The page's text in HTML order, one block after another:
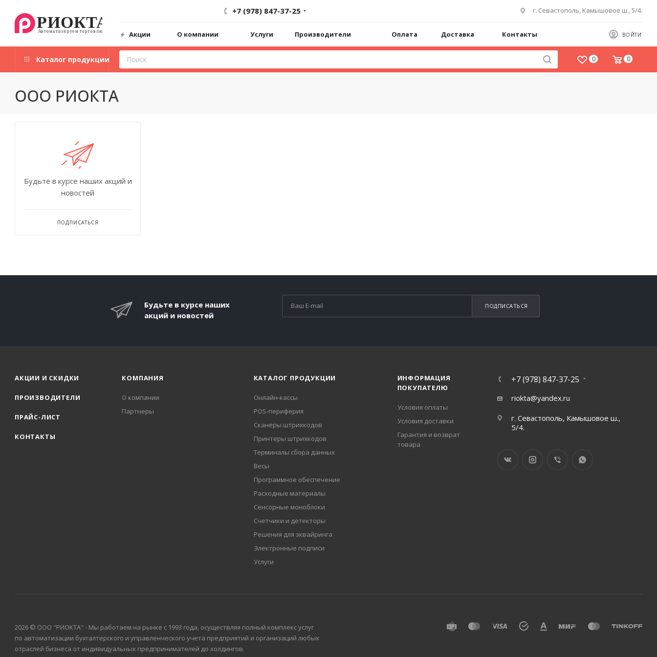
+7 (978) 847-37-25 г. Севастополь, Камышовое ш., 5/4.
ВОЙТИ
Акции О компании Услуги Производители Оплата Доставка Контакты
0 0
Каталог продукции
ООО РИОКТА
Будьте в курсе наших акций и
новостей
ПОДПИСАТЬСЯ
Будьте в курсе наших
акций и новостей
ПОДПИСАТЬСЯ
АКЦИИ И СКИДКИ
ПРОИЗВОДИТЕЛИ
ПРАЙС-ЛИСТ
КОНТАКТЫ
КОМПАНИЯ
О компании
Партнеры
КАТАЛОГ ПРОДУКЦИИ
Онлайн-кассы
POS-периферия
Сканеры штрихкодов
Принтеры штрихкодов
Терминалы сбора данных
Весы
Программное обеспечение
Расходные материалы
Сенсорные моноблоки
Счетчики и детекторы
Решения для эквайринга
Электронные подписи
Услуги
ИНФОРМАЦИЯ
ПОКУПАТЕЛЮ
Условия оплаты
Условия доставки
Гарантия и возврат
товара
+7 (978) 847-37-25
riokta@yandex.ru
г. Севастополь, Камышовое ш.,
5/4.
2026 © ООО "РИОКТА" - Мы работаем на рынке с 1993 года, осуществляя полный комплекс услуг
по автоматизации бухгалтерского и управленческого учета предприятий и организаций любых
отраслей бизнеса от индивидуальных предпринимателей до холдингов.